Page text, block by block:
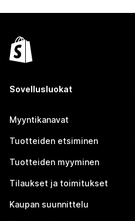
Sovellusluokat
Myyntikanavat
Tuotteiden etsiminen
Tuotteiden myyminen
Tilaukset ja toimitukset
Kaupan suunnittelu